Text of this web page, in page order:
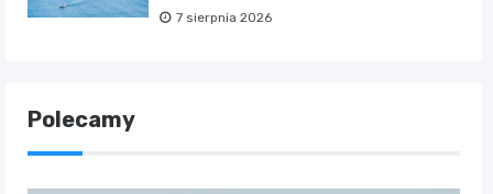
7 sierpnia 2026
Polecamy